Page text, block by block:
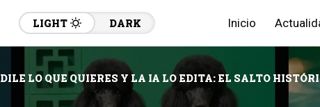
LIGHT DARK Inicio
DILE LO QUE QUIERES Y LA IA LO EDITA: EL SALTO